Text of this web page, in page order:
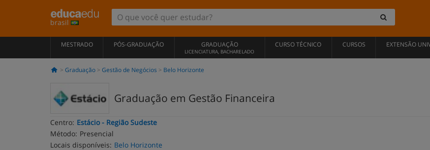
brasil
MESTRADO PÓS-GRADUAÇÃO GRADUAÇÃO
LICENCIATURA, BACHARELADO
CURSO TÉCNICO CURSOS EXTENSÃO
Graduação Gestão de Negócios Belo Horizonte
Graduação em Gestão Financeira
Centro: Estácio - Região Sudeste
Método: Presencial
Locais disponíveis: Belo Horizonte